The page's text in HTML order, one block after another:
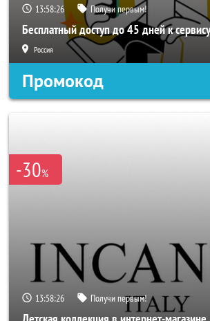
13:58:24 Получи первым!
Бесплатный доступ до 45 дней к
Россия
Промокод
-30%
13:58:24 Получи первым!